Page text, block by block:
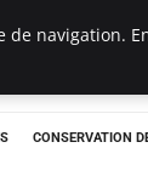
CONSERVATION
navigation.